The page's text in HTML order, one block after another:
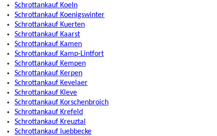
Schrottankauf Koeln
Schrottankauf Koenigswinter
Schrottankauf Kuerten
Schrottankauf Kaarst
Schrottankauf Kamen
Schrottankauf Kamp-Lintfort
Schrottankauf Kempen
Schrottankauf Kerpen
Schrottankauf Kevelaer
Schrottankauf Kleve
Schrottankauf Korschenbroich
Schrottankauf Krefeld
Schrottankauf Kreuztal
Schrottankauf luebbecke